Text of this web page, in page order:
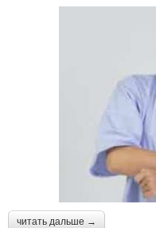
читать дальше →